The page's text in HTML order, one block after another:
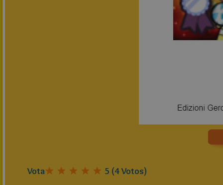
Vota 5 (4Votos)